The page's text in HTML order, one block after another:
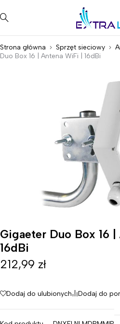
Strona główna Sprzęt sieciowy
Duo Box 16 | Antena WiFi | 16dBi
Gigaeter Duo Box 16
16dBi
212,99 zł
Dodaj do ulubionych Dodaj do